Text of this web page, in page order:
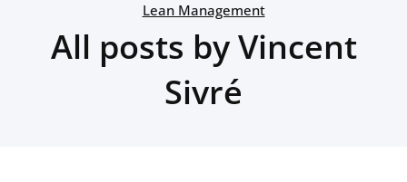
Lean Management
All posts by Vincent
Sivré